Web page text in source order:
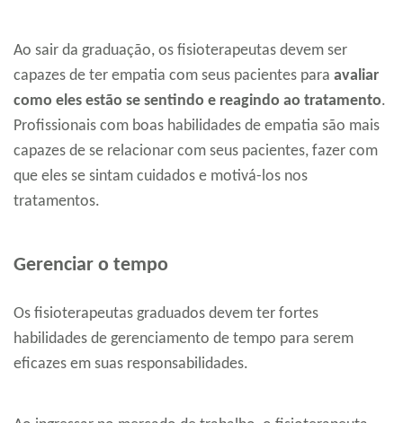
Ao sair da graduação, os fisioterapeutas devem ser
capazes de ter empatia com seus pacientes para avaliar
como eles estão se sentindo e reagindo ao tratamento.
Profissionais com boas habilidades de empatia são mais
capazes de se relacionar com seus pacientes, fazer com
que eles se sintam cuidados e motivá-los nos
tratamentos.
Gerenciar o tempo
Os fisioterapeutas graduados devem ter fortes
habilidades de gerenciamento de tempo para serem
eficazes em suas responsabilidades.